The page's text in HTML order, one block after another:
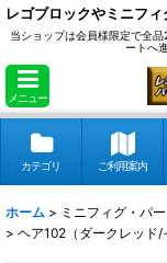
レゴブロックやミニフ
当ショップは会員様限定で全
ートへ
メニュー
カテゴリ ご利用案内
ホーム > ミニフィグ・パー
> ヘア102（ダークレッド/